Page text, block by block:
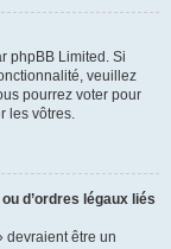
phpBB Limited. Si
veuillez
pourrez voter pour
les vôtres.
d’ordres légaux liés
devraient être un